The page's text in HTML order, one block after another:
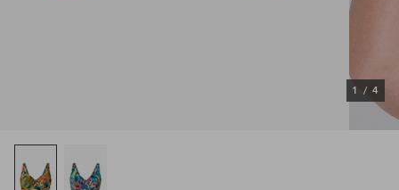
1 / 4